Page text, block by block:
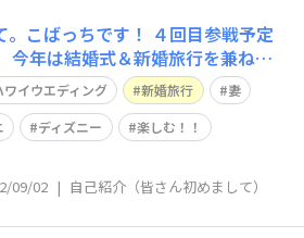
。こばっちです！ ４回目参戦予定
と１０キロに参戦の予定です✌️
も検討中🤔 まだフルと悩
の後の予定までとにかく存分に楽
ワイウエディング 新婚旅行
妻
ディズニー 楽しむ！！
09/02 | 自己紹介（皆さん初めまして）